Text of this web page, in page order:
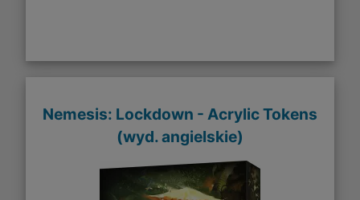
Nemesis: Lockdown - Acrylic Tokens
(wyd. angielskie)